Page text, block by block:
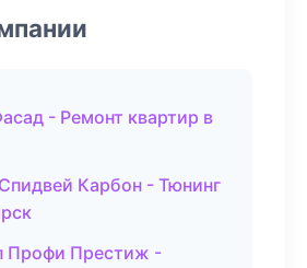
- Ремонт квартир в
Карбон - Тюнинг
Профи Престиж -